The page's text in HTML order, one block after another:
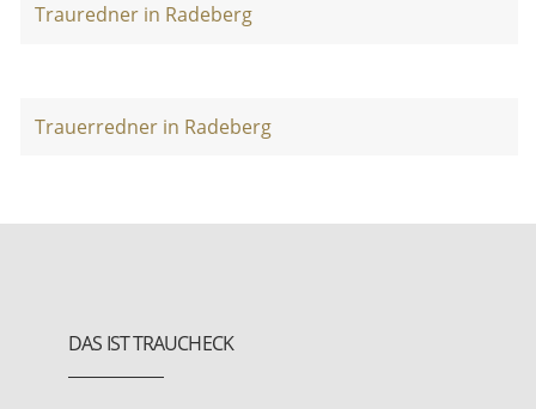
Trauredner in Radeberg
Trauerredner in Radeberg
DAS IST TRAUCHECK